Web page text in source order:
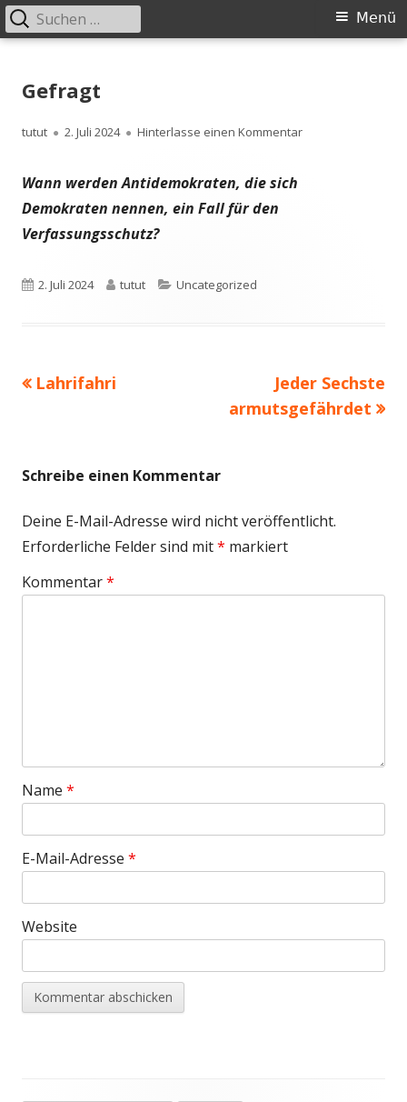
zum
Primäres
Menü
Suchen
nach:
Gefragt
Autor
tutut
Veröffentlicht
2. Juli 2024 Hinterlasse einen Kommentarzu Gefragt
Wann werden Antidemokraten, die sich
Demokraten nennen, ein Fall für den
Verfassungsschutz?
Veröffentlicht
2. Juli 2024 Autor
tutut Kategorien
Uncategorized
Beitragsnavigation
Vorheriger
Lahrifahri
Nächster
Beitrag
Jeder Sechste
armutsgefährdet
Schreibe einen Kommentar
Deine E-Mail-Adresse wird nicht veröffentlicht.
Erforderliche Felder sind mit* markiert
Kommentar*
Name *
E-Mail-Adresse *
Website